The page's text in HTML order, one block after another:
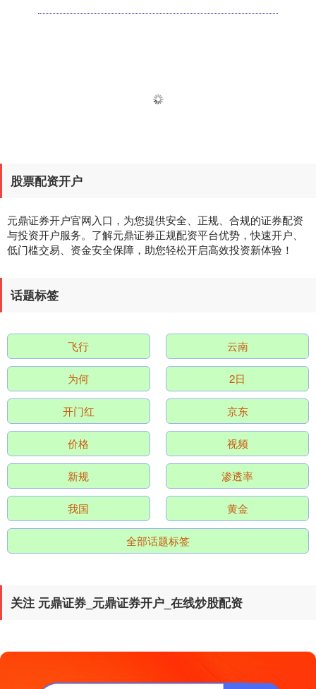
股票配资开户
元鼎证券开户官网入口，为您提供安全、正规、合规的证券配资
与投资开户服务。了解元鼎证券正规配资平台优势，快速开户、
低门槛交易、资金安全保障，助您轻松开启高效投资新体验！
话题标签
飞行 云南
为何 2日
开门红 京东
价格 视频
新规 渗透率
我国 黄金
全部话题标签
关注 元鼎证券_元鼎证券开户_在线炒股配资